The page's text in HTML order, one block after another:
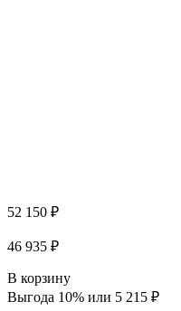
52 150 ₽
46 935 ₽
В корзину
Выгода 10% или 5 215 ₽